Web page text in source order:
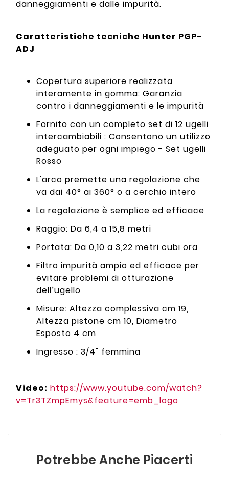
danneggiamenti e dalle impurità.
Caratteristiche tecniche Hunter PGP-
ADJ
Copertura superiore realizzata
interamente in gomma: Garanzia
contro i danneggiamenti e le impurità
Fornito con un completo set di 12 ugelli
intercambiabili : Consentono un utilizzo
adeguato per ogni impiego - Set ugelli
Rosso
L'arco premette una regolazione che
va dai 40° ai 360° o a cerchio intero
La regolazione è semplice ed efficace
Raggio: Da 6,4 a 15,8 metri
Portata: Da 0,10 a 3,22 metri cubi ora
Filtro impurità ampio ed efficace per
evitare problemi di otturazione
dell’ugello
Misure: Altezza complessiva cm 19,
Altezza pistone cm 10, Diametro
Esposto 4 cm
Ingresso : 3/4" femmina
Video: https://www.youtube.com/watch?
v=Tr3TZmpEmys&feature=emb_logo
Potrebbe Anche Piacerti